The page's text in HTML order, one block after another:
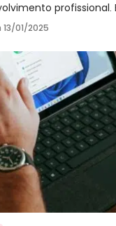
profissional.
essenciais
13/01/2025